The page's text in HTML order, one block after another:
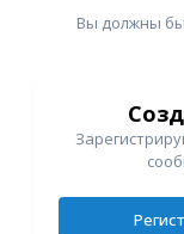
Вы должны